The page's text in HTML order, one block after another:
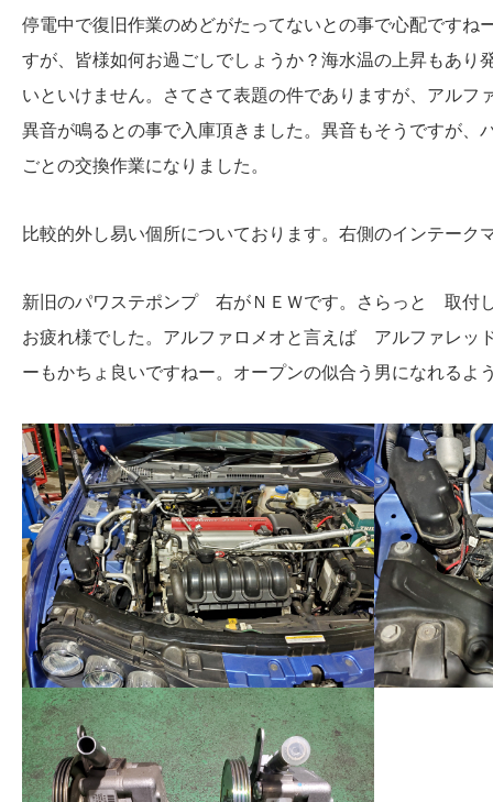
停電中で復旧作業のめどがたってないとの事で心配ですね
すが、皆様如何お過ごしでしょうか？海水温の上昇もあ
いといけません。さてさて表題の件でありますが、アル
異音が鳴るとの事で入庫頂きました。異音もそうですが、
ごとの交換作業になりました。
比較的外し易い個所についております。右側のインテーク
新旧のパワステポンプ 右がＮＥＷです。さらっと 取付
お疲れ様でした。アルファロメオと言えば アルファレ
ーもかちょ良いですねー。オープンの似合う男になれるよ